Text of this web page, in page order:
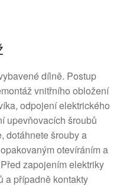
dílně. Postup
vnitřního obložení
odpojení elektrického
upevňovacích šroubů
dotáhnete šrouby a
otevíráním a
zapojením elektriky
a případně kontakty